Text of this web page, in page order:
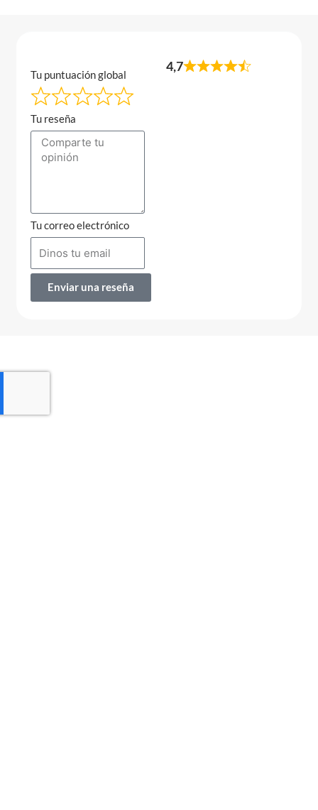
Tu puntuación global
Tu reseña
Tu correo electrónico
Enviar una reseña
4,7